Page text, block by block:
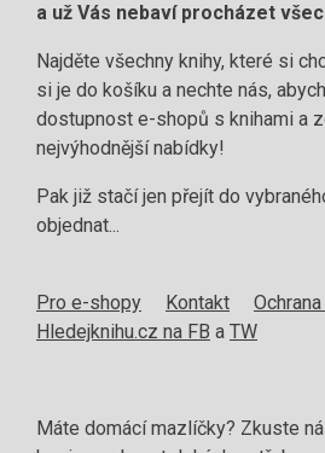
a už Vás nebaví procházet
Najděte všechny knihy, které si
si je do košíku a nechte nás,
dostupnost e-shopů s knihami a
nejvýhodnější nabídky!
Pak již stačí jen přejít do
objednat...
Pro e-shopy Kontakt
Hledejknihu.cz na FB a TW
Máte domácí mazlíčky? Zkuste